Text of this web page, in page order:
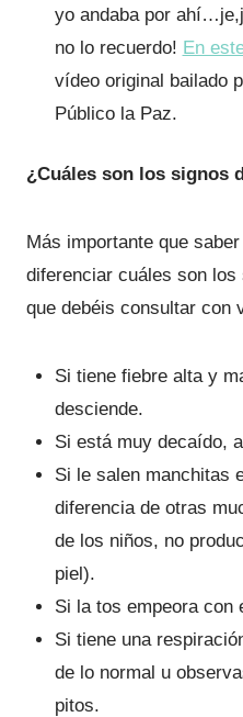
yo andaba por
no lo recuerdo! En
vídeo original bailado
Público la Paz.
¿Cuáles son los signos
Más importante que
diferenciar cuáles son
que debéis consultar con
Si tiene fiebre alta y
desciende.
Si está muy decaído,
Si le salen manchitas
diferencia de otras
de los niños, no
piel).
Si la tos empeora con
Si tiene una
de lo normal u
pitos.